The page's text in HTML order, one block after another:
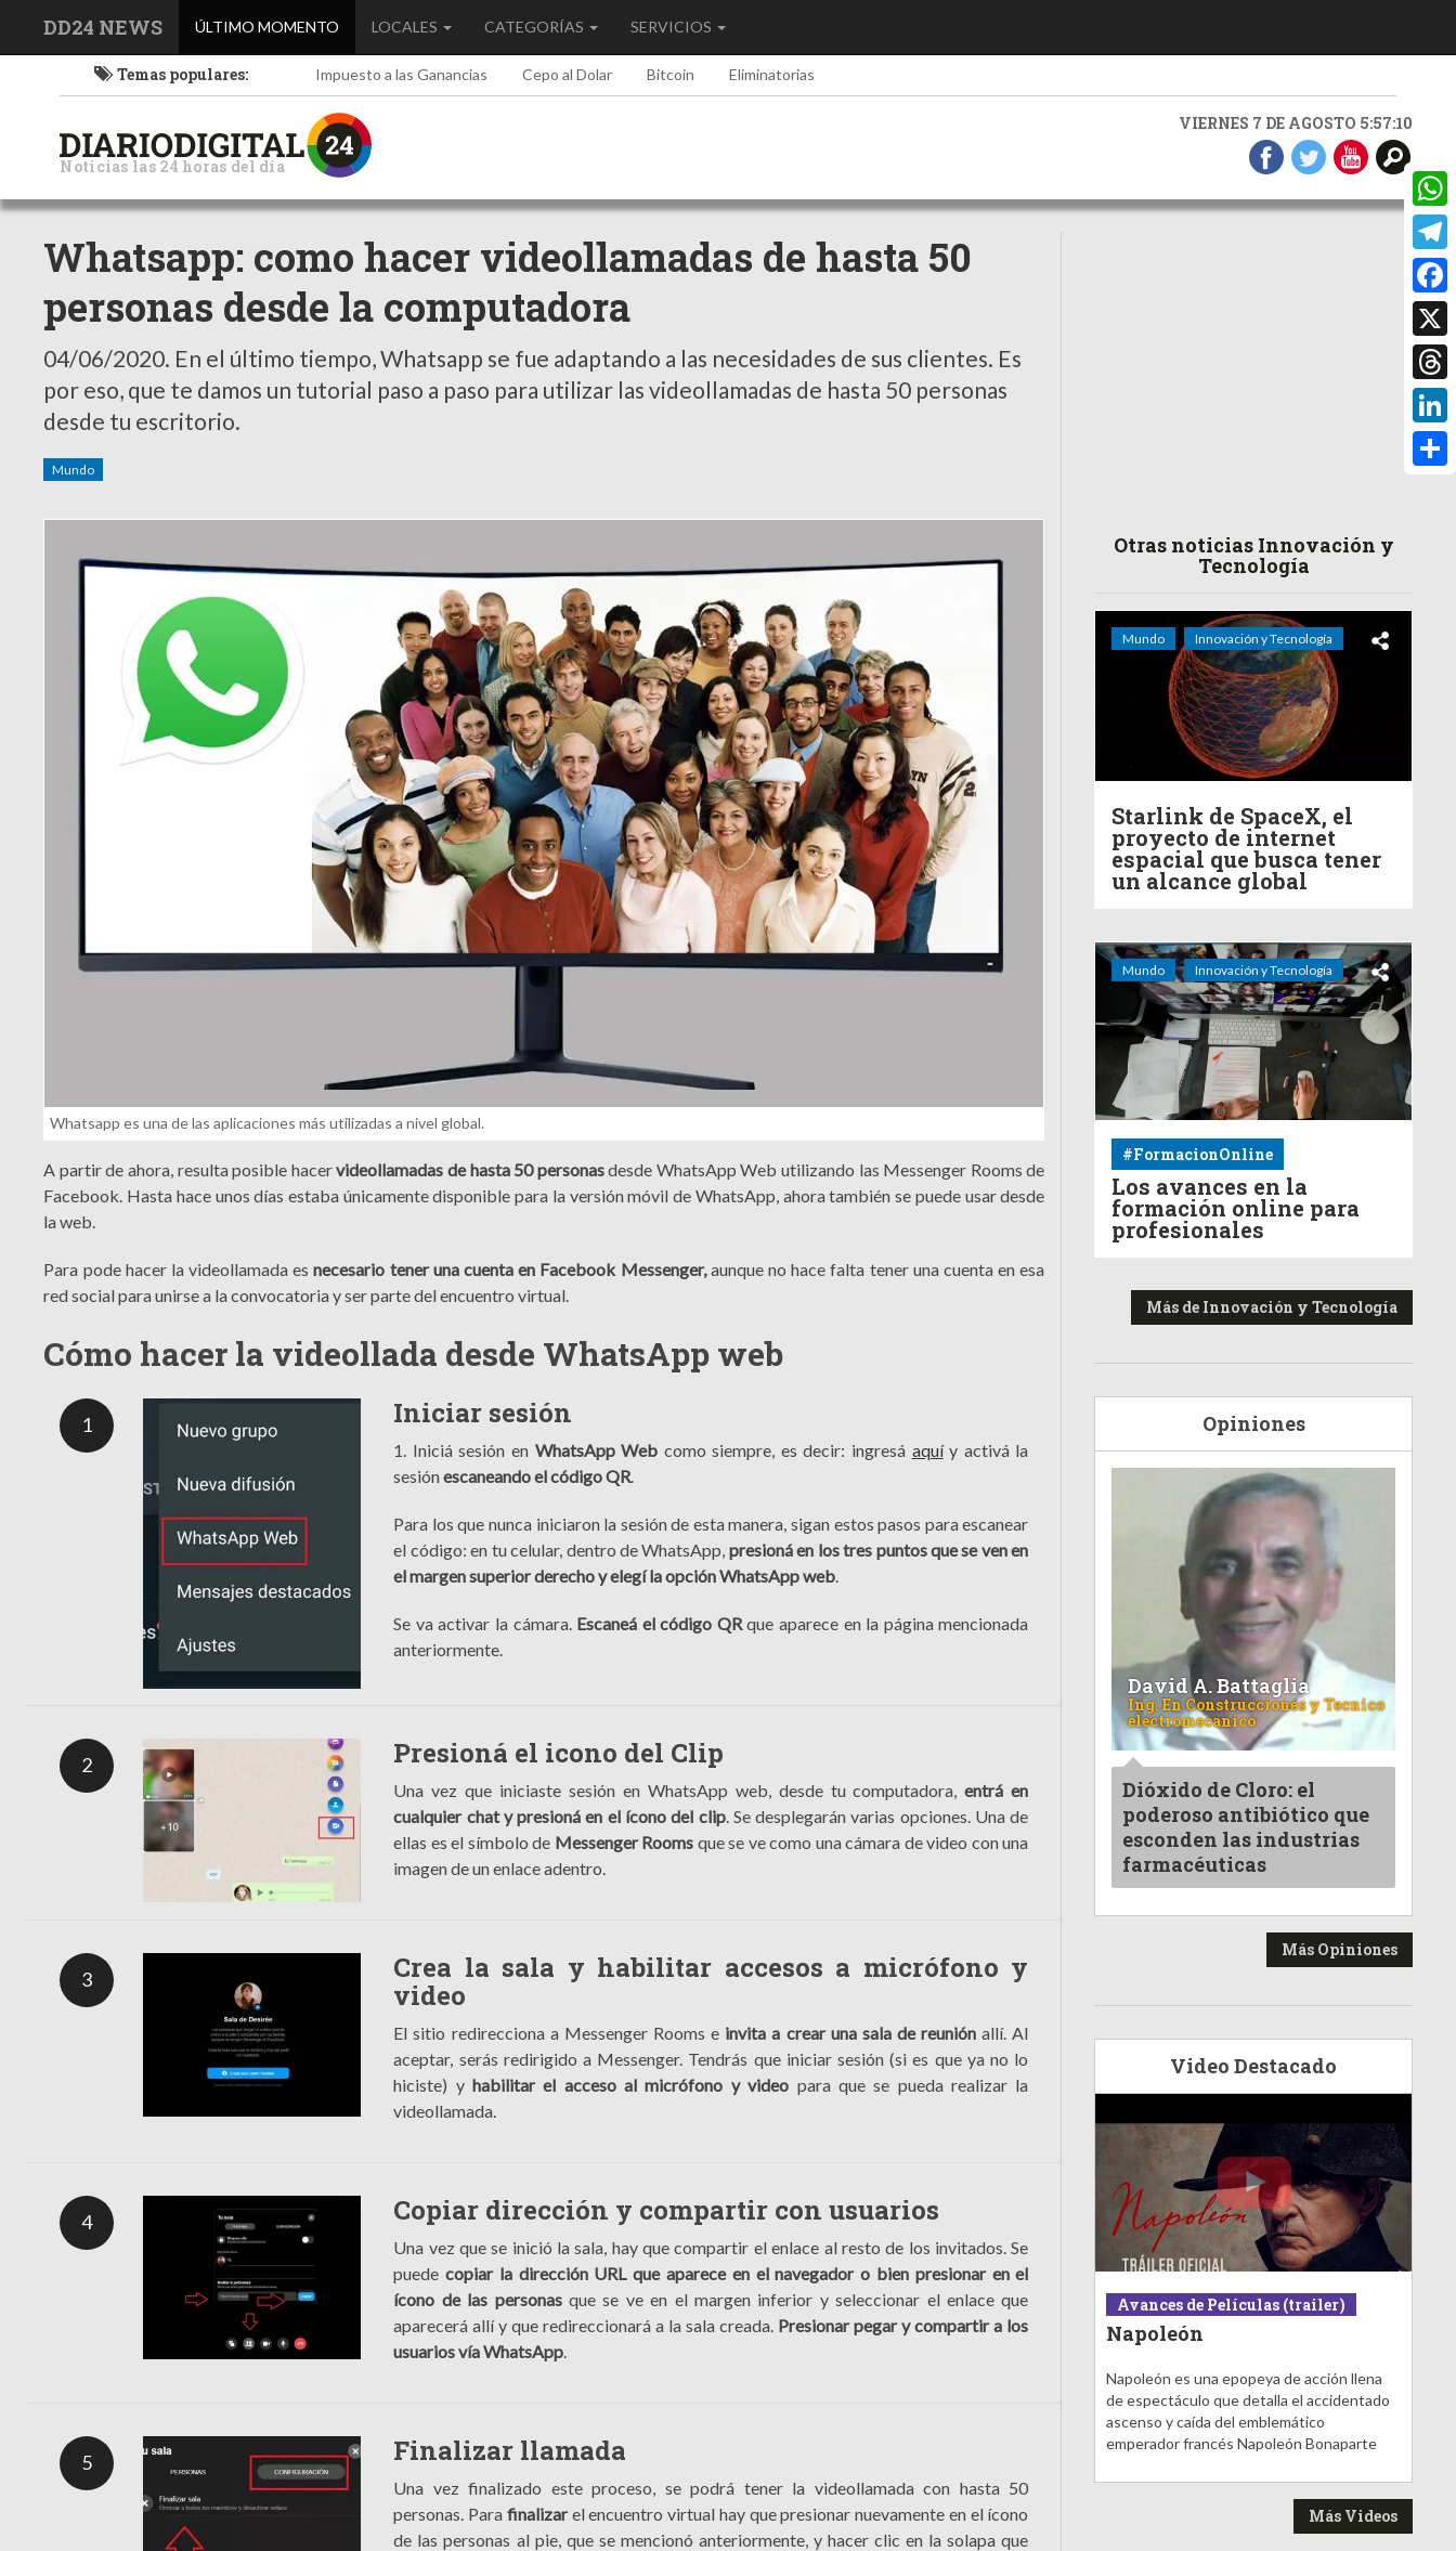
DD24 NEWS ÚLTIMO MOMENTO (current)LOCALES CATEGORÍAS SERVICIOS
Temas populares: Impuesto a las Ganancias Cepo al Dolar Bitcoin Eliminatorias
Noticias las 24 horas del día
VIERNES 7 DE AGOSTO 5:57:11
Whatsapp: como hacer videollamadas de hasta 50
personas desde la computadora
04/06/2020. En el último tiempo, Whatsapp se fue adaptando a las necesidades de sus clientes. Es
por eso, que te damos un tutorial paso a paso para utilizar las videollamadas de hasta 50 personas
desde tu escritorio.
Mundo
Whatsapp es una de las aplicaciones más utilizadas a nivel global.
A partir de ahora, resulta posible hacervideollamadas de hasta 50 personasdesde WhatsApp Web utilizando las Messenger Rooms de
Facebook. Hasta hace unos días estaba únicamente disponible para la versión móvil de WhatsApp, ahora también se puede usar desde
la web.
Para pode hacer la videollamada esnecesario tener una cuenta en Facebook Messenger,aunque no hace falta tener una cuenta en esa
red social para unirse a la convocatoria y ser parte del encuentro virtual.
Cómo hacer la videollada desde WhatsApp web
1 Iniciar sesión
1. Iniciá sesión en WhatsApp Web como siempre, es decir: ingresá aquíy activá la
sesiónescaneando el código QR.
Para los que nunca iniciaron la sesión de esta manera, sigan estos pasos para escanear
el código: en tu celular, dentro de WhatsApp, presioná en los tres puntos que se ven en
el margen superior derecho y elegí la opción WhatsApp web.
Se va activar la cámara. Escaneá el código QRque aparece en la página mencionada
anteriormente.
2 Presioná el icono del Clip
Una vez que iniciaste sesión en WhatsApp web, desde tu computadora,entrá en
cualquier chat y presioná en el ícono del clip. Se desplegarán varias opciones. Una de
ellas es el símbolo de Messenger Rooms que se ve como una cámara de video con una
imagen de un enlace adentro.
3
Crea la sala y habilitar accesos a micrófono y
video
El sitio redirecciona a Messenger Rooms e invita a crear una sala de reuniónallí. Al
aceptar, serás redirigido a Messenger. Tendrás que iniciar sesión (si es que ya no lo
hiciste) yhabilitar el acceso al micrófono y video para que se pueda realizar la
videollamada.
4 Copiar dirección y compartir con usuarios
Una vez que se inició la sala, hay que compartir el enlace al resto de los invitados. Se
puedecopiar la dirección URL que aparece en el navegador o bien presionar en el
ícono de las personas que se ve en el margen inferior y seleccionar el enlace que
aparecerá allí y que redireccionará a la sala creada. Presionar pegar y compartir a los
usuarios vía WhatsApp.
5 Finalizar llamada
Una vez finalizado este proceso, se podrá tener la videollamada con hasta 50
personas. Para finalizarel encuentro virtual hay que presionar nuevamente en el ícono
de las personas al pie, que se mencionó anteriormente, y hacer clic en la solapa que
Otras noticias Innovación y
Tecnología
Mundo Innovación y Tecnología
Starlink de SpaceX, el
proyecto de internet
espacial que busca tener
un alcance global
Mundo Innovación y Tecnología
#FormacionOnline
Los avances en la
formación online para
profesionales
Más de Innovación y Tecnología
Opiniones
David A. Battaglia
Ing. En Construcciones y Tecnico
electromecanico
Dióxido de Cloro: el
poderoso antibiótico que
esconden las industrias
farmacéuticas
Más Opiniones
Video Destacado
Avances de Películas (trailer)
Napoleón
Napoleón es una epopeya de acción llena
de espectáculo que detalla el accidentado
ascenso y caída del emblemático
emperador francés Napoleón Bonaparte
Más Videos
X